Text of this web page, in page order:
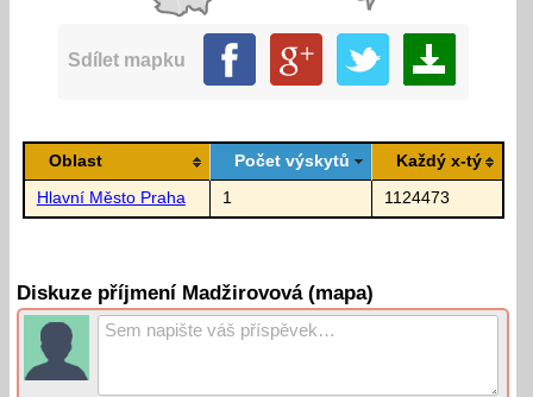
Sdílet mapku
Oblast Počet výskytů Každý x-tý
Hlavní Město Praha 1 1124473
Diskuze příjmení Madžirovová (mapa)